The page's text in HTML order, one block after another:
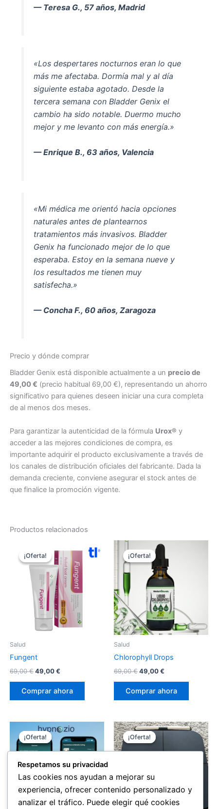
— Teresa G., 57 años, Madrid
«Los despertares nocturnos eran lo que
más me afectaba. Dormía mal y al día
siguiente estaba agotado. Desde la
tercera semana con Bladder Genix el
cambio ha sido notable. Duermo mucho
mejor y me levanto con más energía.»
— Enrique B., 63 años, Valencia
«Mi médica me orientó hacia opciones
naturales antes de plantearnos
tratamientos más invasivos. Bladder
Genix ha funcionado mejor de lo que
esperaba. Estoy en la semana nueve y
los resultados me tienen muy
satisfecha.»
— Concha F., 60 años, Zaragoza
Precio y dónde comprar
Bladder Genix está disponible actualmente a un precio de
49,00 € (precio habitual 69,00 €), representando un ahorro
significativo para quienes deseen iniciar una cura completa
de al menos dos meses.
Para garantizar la autenticidad de la fórmula Urox® y
acceder a las mejores condiciones de compra, es
importante adquirir el producto exclusivamente a través de
los canales de distribución oficiales del fabricante. Dada la
demanda creciente, conviene asegurar el stock antes de
que finalice la promoción vigente.
Productos relacionados
¡Oferta!
¡Oferta!
Salud
Fungent
69,00€El
original
era:
49,00€
es:
Comprar ahora
¡Oferta!
¡Oferta!
Salud
Chlorophyll Drops
69,00€El
original
era:
49,00€
es:
Comprar ahora
¡Oferta!
¡Oferta! ¡Oferta!
¡Oferta!
Respetamos su privacidad
Las cookies nos ayudan a mejorar su
experiencia, ofrecer contenido personalizado y
analizar el tráfico. Puede elegir qué cookies